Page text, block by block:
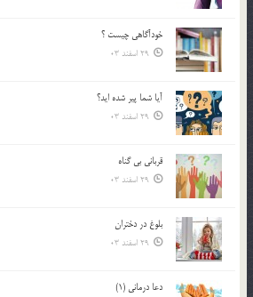
خودآگاهى چيست ؟
29 اسفند 03
آیا شما پیر شده اید؟
29 اسفند 03
قرباني بي گناه
29 اسفند 03
بلوغ در دختران
29 اسفند 03
دعا درمانی (1)